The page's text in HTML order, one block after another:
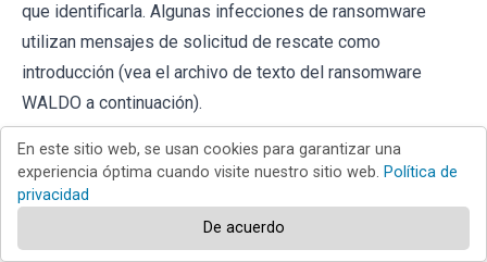
que identificarla. Algunas infecciones de ransomware
utilizan mensajes de solicitud de rescate como
introducción (vea el archivo de texto del ransomware
WALDO a continuación).
En este sitio web, se usan cookies para garantizar una
experiencia óptima cuando visite nuestro sitio web. Política de
privacidad
De acuerdo